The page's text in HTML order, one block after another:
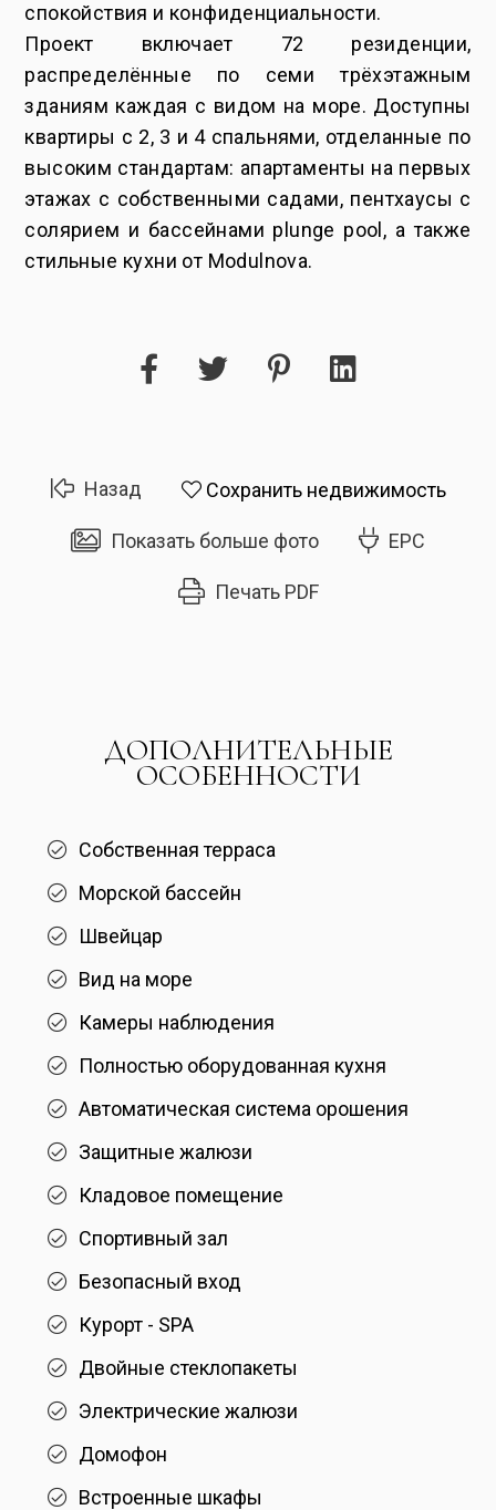
спокойствия и конфиденциальности.
Проект включает 72 резиденции,
распределённые по семи трёхэтажным
зданиям каждая с видом на море. Доступны
квартиры с 2, 3 и 4 спальнями, отделанные по
высоким стандартам: апартаменты на первых
этажах с собственными садами, пентхаусы с
солярием и бассейнами plunge pool, а также
стильные кухни от Modulnova.
Назад Сохранить недвижимость
Показать больше фото EPC
Печать PDF
ДОПОЛНИТЕЛЬНЫЕ
ОСОБЕННОСТИ
Собственная терраса
Морской бассейн
Швейцар
Вид на море
Камеры наблюдения
Полностью оборудованная кухня
Aвтоматическая система орошения
Защитные жалюзи
Кладовое помещение
Спортивный зал
Безопасный вход
Курорт - SPA
Двойные стеклопакеты
Электрические жалюзи
Домофон
Встроенные шкафы